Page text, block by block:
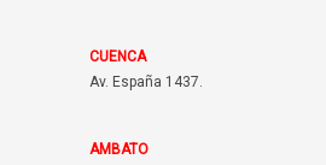
CUENCA
Av. España 1437.
AMBATO